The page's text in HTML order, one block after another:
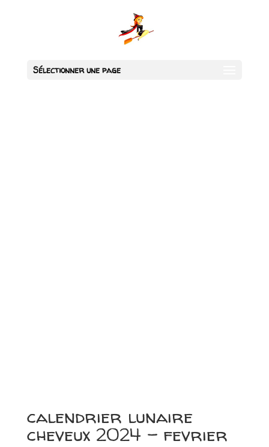
Sélectionner une page
calendrier lunaire
cheveux 2024 – fevrier